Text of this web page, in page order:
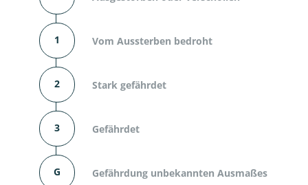
1 Vom Aussterben bedroht
2 Stark gefährdet
3 Gefährdet
G Gefährdung unbekannten Ausmaßes